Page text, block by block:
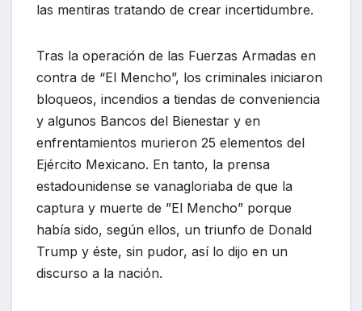
las mentiras tratando de crear incertidumbre.
Tras la operación de las Fuerzas Armadas en
contra de “El Mencho”, los criminales iniciaron
bloqueos, incendios a tiendas de conveniencia
y algunos Bancos del Bienestar y en
enfrentamientos murieron 25 elementos del
Ejército Mexicano. En tanto, la prensa
estadounidense se vanagloriaba de que la
captura y muerte de ”El Mencho” porque
había sido, según ellos, un triunfo de Donald
Trump y éste, sin pudor, así lo dijo en un
discurso a la nación.